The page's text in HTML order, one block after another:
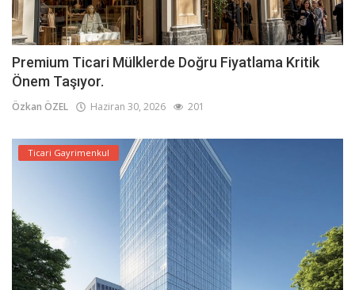
Premium Ticari Mülklerde Doğru Fiyatlama Kritik
Önem Taşıyor.
Özkan ÖZEL Haziran 30, 2026 201
Ticari Gayrimenkul